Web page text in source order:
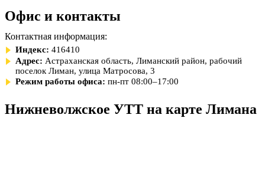
Офис и контакты
Контактная информация:
Индекс: 416410
Адрес: Астраханская область, Лиманский район, рабочий
поселок Лиман, улица Матросова, 3
Режим работы офиса: пн-пт 08:00–17:00
Нижневолжское УТТ на карте Лимана